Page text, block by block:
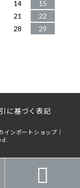
14
15
21
22
28
29
に基づく表記
ンポートショップ｜
